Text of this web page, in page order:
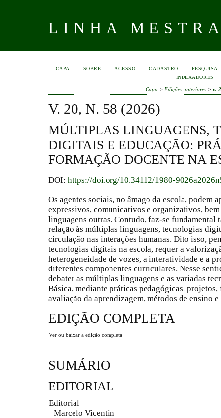
LINHA
CAPA SOBRE ACESSO CADASTRO
PESQUISA
INDEXADORES
Capa > Edições anteriores> v.
V. 20, N. 58 (2026)
MÚLTIPLAS LINGUAGENS,
DIGITAIS E EDUCAÇÃO:
FORMAÇÃO DOCENTE NA
DOI: https://doi.org/10.34112/1980-
Os agentes sociais, no âmago da escola, podem
expressivos, comunicativos e organizativos,
linguagens outras. Contudo, faz-se fundamental
relação às múltiplas linguagens, tecnologias
circulação nas interações humanas. Dito isso,
tecnologias digitais na escola, requer a
heterogeneidade de vozes, a interatividade e a
diferentes componentes curriculares. Nesse
debater as múltiplas linguagens e as variadas
Básica, mediante práticas pedagógicas,
avaliação da aprendizagem, métodos de ensino
EDIÇÃO COMPLETA
Ver ou baixar a edição completa
SUMÁRIO
EDITORIAL
Editorial
Marcelo Vicentin